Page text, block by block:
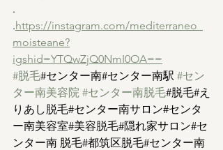
.
.https://instagram.com/mediterraneo_
moisteane?
igshid=YTQwZjQ0NmI0OA==
#脱毛#センター南#センター南駅 #セン
ター南美容院 #センター南脱毛#脱毛#え
りあし脱毛#センター南サロン#センタ
ー南美容室#美容脱毛#隠れ家サロン#セ
ンター南 脱毛#都筑区脱毛#センター南